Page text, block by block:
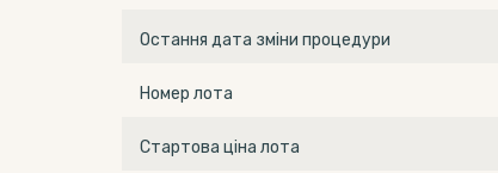
Остання дата зміни процедури
Номер лота
Стартова ціна лота